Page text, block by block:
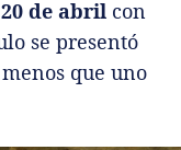
de abril con
se presentó
que uno